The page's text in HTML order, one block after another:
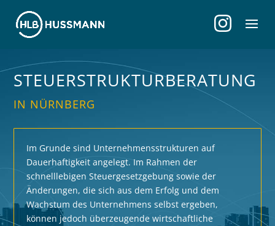
STEUER­STRUKTUR­BERATUNG
IN NÜRNBERG
Im Grunde sind Unternehmensstrukturen auf
Dauerhaftigkeit angelegt. Im Rahmen der
schnelllebigen Steuergesetzgebung sowie der
Änderungen, die sich aus dem Erfolg und dem
Wachstum des Unternehmens selbst ergeben,
können jedoch überzeugende wirtschaftliche